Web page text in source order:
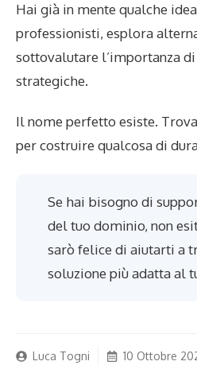
Hai già in mente qualche
professionisti, esplora
sottovalutare l’importanza
strategiche.
Il nome perfetto esiste.
per costruire qualcosa di
Se hai bisogno di
del tuo dominio, non
sarò felice di aiutarti a
soluzione più adatta al
Luca Togni 10 Ottobre